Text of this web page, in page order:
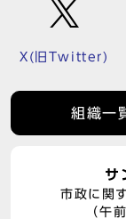
X(旧Twitter)
組織一
サ
市政に関
（午